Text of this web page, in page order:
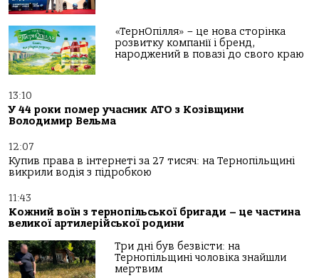
«ТернОпілля» – це нова сторінка
розвитку компанії і бренд,
народжений в повазі до свого краю
13:10
У 44 роки помер учасник АТО з Козівщини
Володимир Вельма
12:07
Купив права в інтернеті за 27 тисяч: на Тернопільщині
викрили водія з підробкою
11:43
Кожний воїн з тернопільської бригади – це частина
великої артилерійської родини
Три дні був безвісти: на
Тернопільщині чоловіка знайшли
мертвим